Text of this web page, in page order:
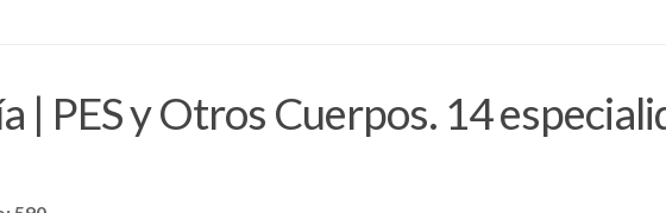
| PES y Otros Cuerpos. 14